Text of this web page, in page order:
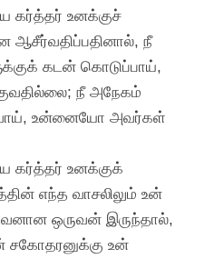
கர்த்தர் உனக்குச்
நீ
கடன் கொடுப்பாய்,
நீ அநேகம்
உன்னையோ அவர்கள்
கர்த்தர் உனக்குக்
எந்த வாசலிலும் உன்
ஒருவன் இருந்தால்,
சகோதரனுக்கு உன்